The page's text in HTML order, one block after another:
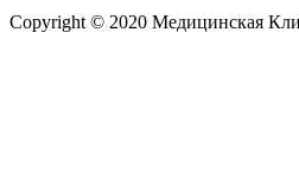
Copyright © 2020 Медицинская